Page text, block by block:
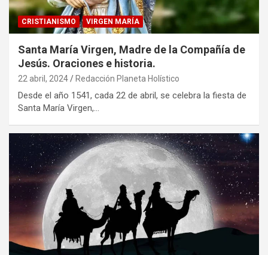
CRISTIANISMO VIRGEN MARÍA
Santa María Virgen, Madre de la Compañía de
Jesús. Oraciones e historia.
22 abril, 2024 Redacción Planeta Holístico
Desde el año 1541, cada 22 de abril, se celebra la fiesta de
Santa María Virgen,…